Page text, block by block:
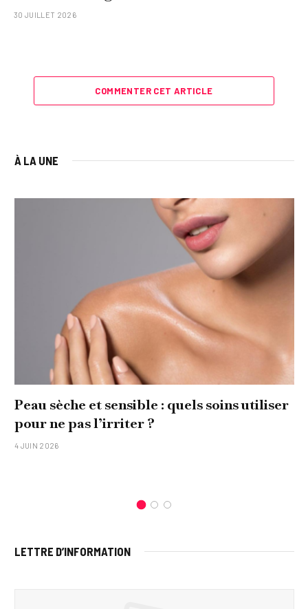
30 JUILLET 2026
COMMENTER CET ARTICLE
À LA UNE
Peau sèche et sensible : quels soins utiliser
pour ne pas l’irriter ?
4 JUIN 2026
LETTRE D’INFORMATION